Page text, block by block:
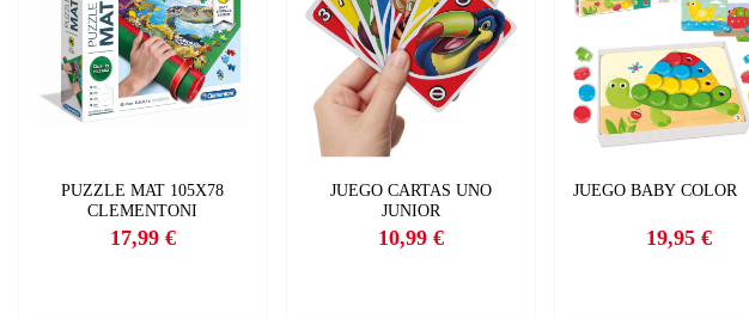
PUZZLE MAT 105X78
CLEMENTONI
Precio
17,99 €
JUEGO CARTAS UNO
JUNIOR
Precio
10,99 €
JUEGO BABY COLOR
Precio
19,95 €